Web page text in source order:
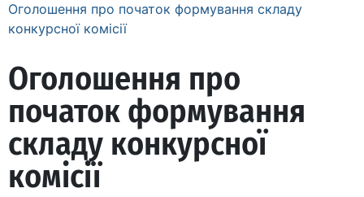
Оголошення про початок формування складу
конкурсної комісії
Оголошення про
початок формування
складу конкурсної
комісії